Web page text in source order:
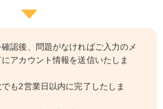
認後、問題がなければご入力のメ
アカウント情報を送信いたしま
でも2営業日以内に完了したしま